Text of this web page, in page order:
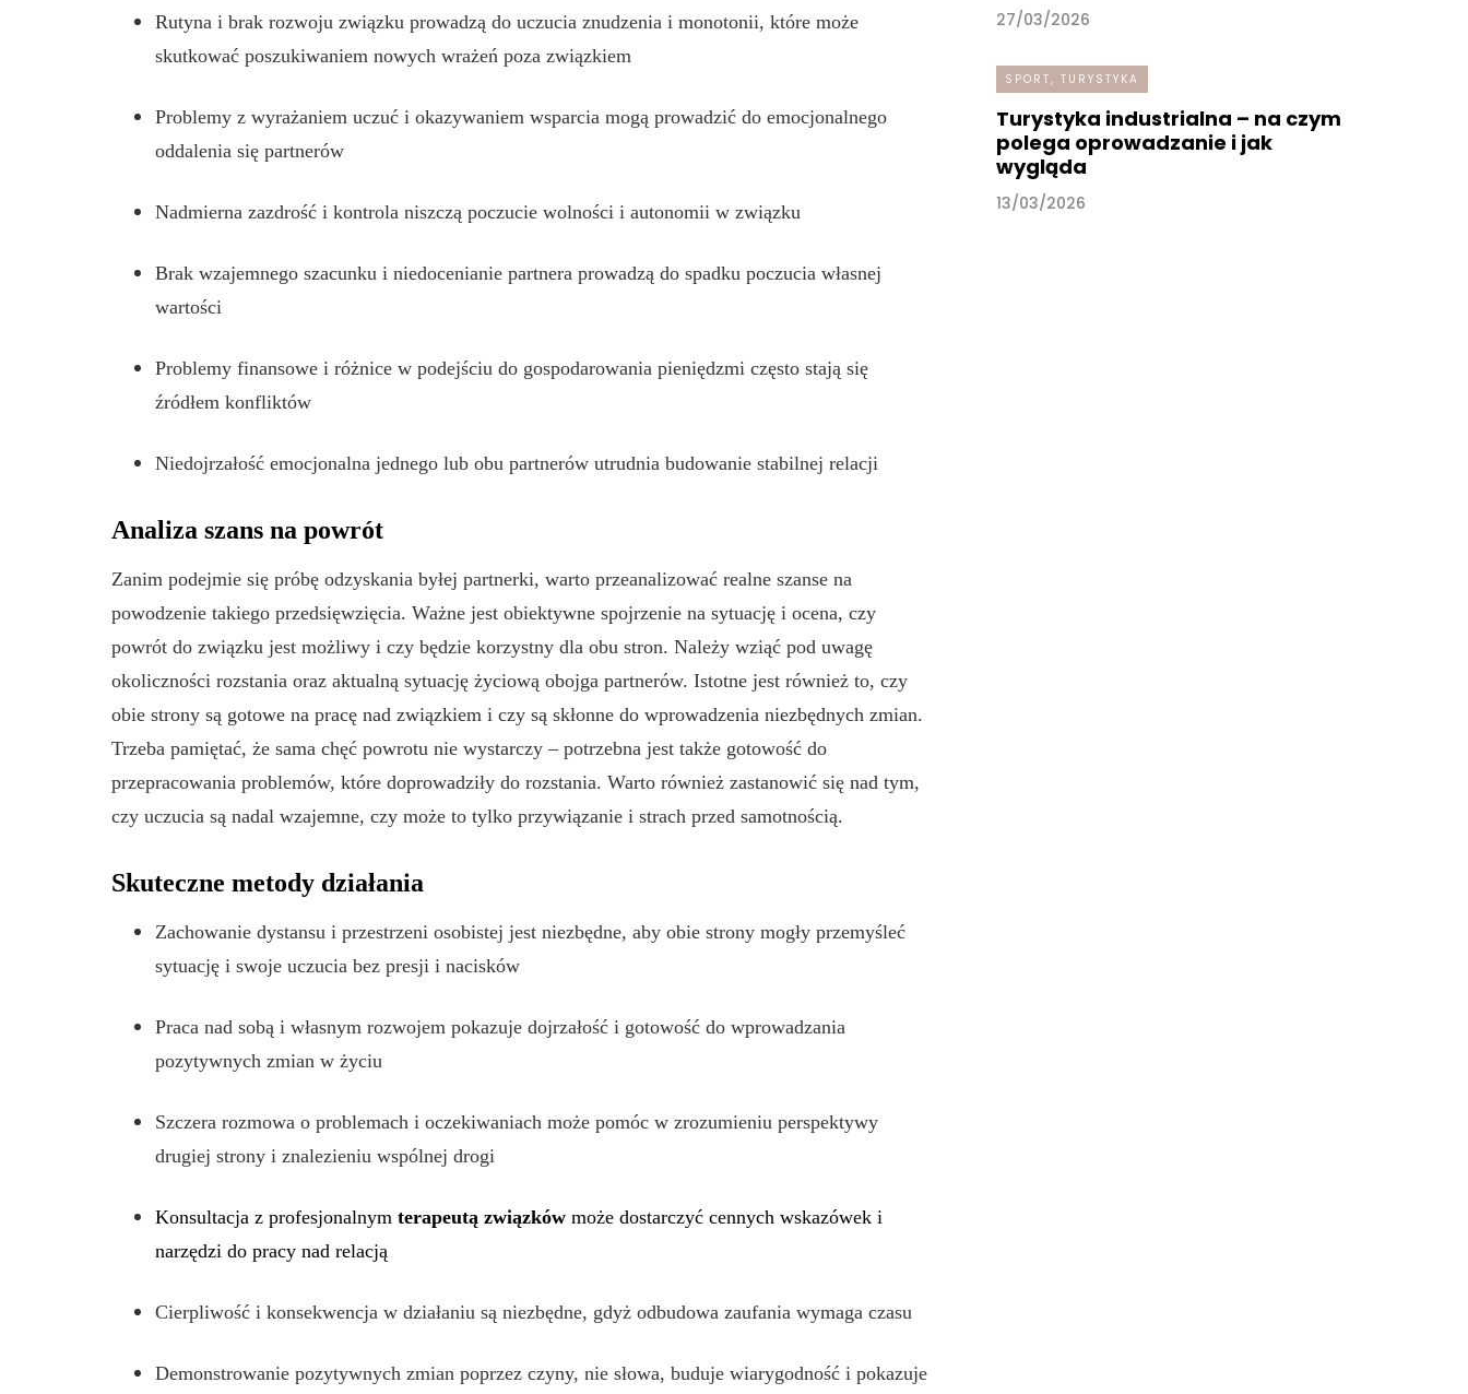
Rutyna i brak rozwoju związku prowadzą do uczucia znudzenia i monotonii, które może
skutkować poszukiwaniem nowych wrażeń poza związkiem
Problemy z wyrażaniem uczuć i okazywaniem wsparcia mogą prowadzić do emocjonalnego
oddalenia się partnerów
Nadmierna zazdrość i kontrola niszczą poczucie wolności i autonomii w związku
Brak wzajemnego szacunku i niedocenianie partnera prowadzą do spadku poczucia własnej
wartości
Problemy finansowe i różnice w podejściu do gospodarowania pieniędzmi często stają się
źródłem konfliktów
Niedojrzałość emocjonalna jednego lub obu partnerów utrudnia budowanie stabilnej relacji
Analiza szans na powrót
Zanim podejmie się próbę odzyskania byłej partnerki, warto przeanalizować realne szanse na
powodzenie takiego przedsięwzięcia. Ważne jest obiektywne spojrzenie na sytuację i ocena, czy
powrót do związku jest możliwy i czy będzie korzystny dla obu stron. Należy wziąć pod uwagę
okoliczności rozstania oraz aktualną sytuację życiową obojga partnerów. Istotne jest również to, czy
obie strony są gotowe na pracę nad związkiem i czy są skłonne do wprowadzenia niezbędnych zmian.
Trzeba pamiętać, że sama chęć powrotu nie wystarczy – potrzebna jest także gotowość do
przepracowania problemów, które doprowadziły do rozstania. Warto również zastanowić się nad tym,
czy uczucia są nadal wzajemne, czy może to tylko przywiązanie i strach przed samotnością.
Skuteczne metody działania
Zachowanie dystansu i przestrzeni osobistej jest niezbędne, aby obie strony mogły przemyśleć
sytuację i swoje uczucia bez presji i nacisków
Praca nad sobą i własnym rozwojem pokazuje dojrzałość i gotowość do wprowadzania
pozytywnych zmian w życiu
Szczera rozmowa o problemach i oczekiwaniach może pomóc w zrozumieniu perspektywy
drugiej strony i znalezieniu wspólnej drogi
Konsultacja z profesjonalnym terapeutą związków może dostarczyć cennych wskazówek i
narzędzi do pracy nad relacją
Cierpliwość i konsekwencja w działaniu są niezbędne, gdyż odbudowa zaufania wymaga czasu
Demonstrowanie pozytywnych zmian poprzez czyny, nie słowa, buduje wiarygodność i pokazuje
27/03/2026
SPORT, TURYSTYKA
Turystyka industrialna – na czym
polega oprowadzanie i jak
wygląda
13/03/2026